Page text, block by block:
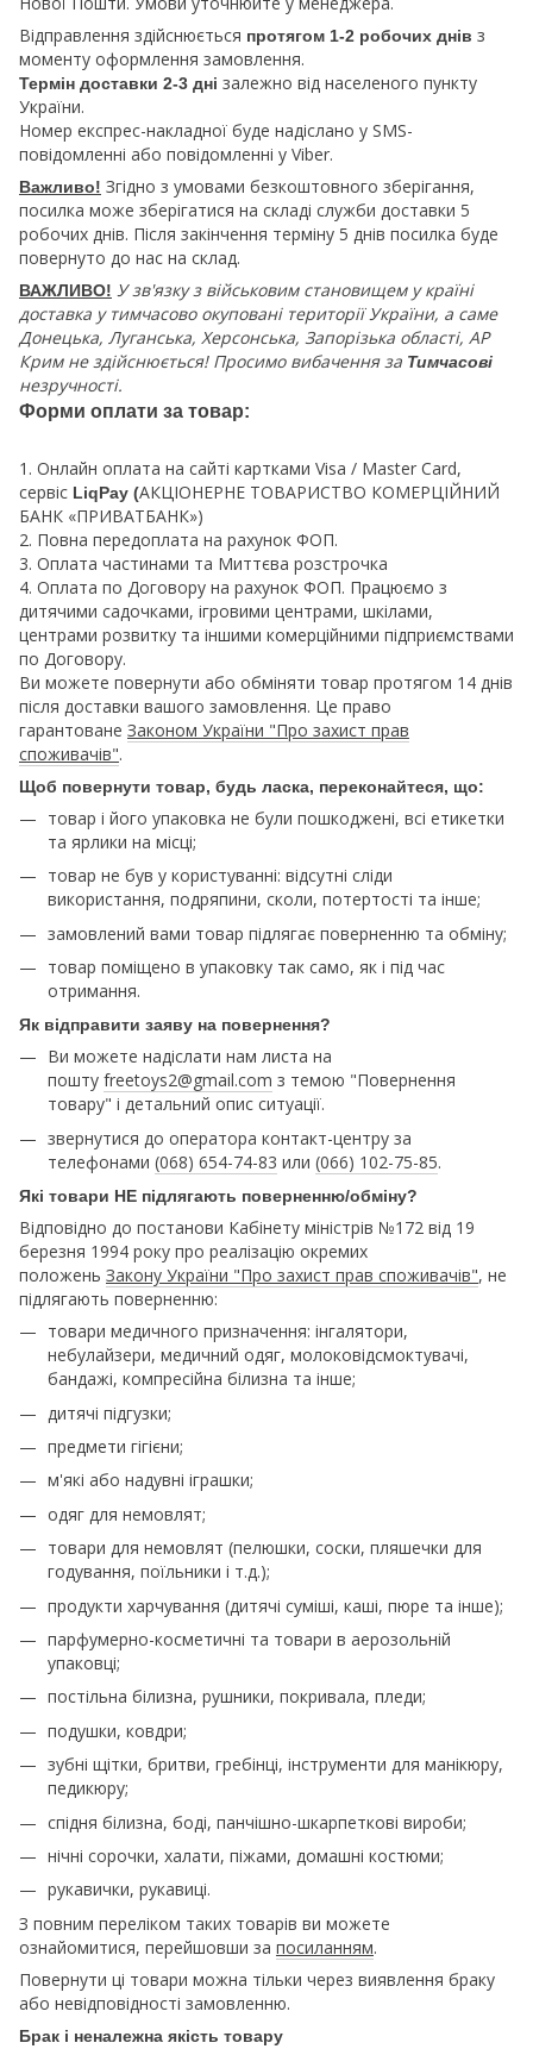
Відправлення здійснюється протягом 1-2 робочих днів з
моменту оформлення замовлення.
Термін доставки 2-3 дні залежно від населеного пункту
України.
Номер експрес-накладної буде надіслано у SMS-
повідомленні або повідомленні у Viber.
Важливо! Згідно з умовами безкоштовного зберігання,
посилка може зберігатися на складі служби доставки 5
робочих днів. Після закінчення терміну 5 днів посилка буде
повернуто до нас на склад.
ВАЖЛИВО! У зв'язку з військовим становищем у країні
доставка у тимчасово окуповані території України, а саме
Донецька, Луганська, Херсонська, Запорізька області, АР
Крим не здійснюється! Просимо вибачення за Тимчасові
незручності.
Форми оплати за товар:
1. Онлайн оплата на сайті картками Visa / Master Card,
сервіс LiqPay (АКЦІОНЕРНЕ ТОВАРИСТВО КОМЕРЦІЙНИЙ
БАНК «ПРИВАТБАНК»)
2. Повна передоплата на рахунок ФОП.
3. Оплата частинами та Миттєва розстрочка
4. Оплата по Договору на рахунок ФОП. Працюємо з
дитячими садочками, ігровими центрами, шкілами,
центрами розвитку та іншими комерційними підприємствами
по Договору.
Ви можете повернути або обміняти товар протягом 14 днів
після доставки вашого замовлення. Це право
гарантоване Законом України "Про захист прав
споживачів".
Щоб повернути товар, будь ласка, переконайтеся, що:
товар і його упаковка не були пошкоджені, всі етикетки
та ярлики на місці;
товар не був у користуванні: відсутні сліди
використання, подряпини, сколи, потертості та інше;
замовлений вами товар підлягає поверненню та обміну;
товар поміщено в упаковку так само, як і під час
отримання.
Як відправити заяву на повернення?
Ви можете надіслати нам листа на
пошту freetoys2@gmail.com з темою "Повернення
товару" і детальний опис ситуації.
звернутися до оператора контакт-центру за
телефонами (068) 654-74-83 или (066) 102-75-85.
Які товари НЕ підлягають поверненню/обміну?
Відповідно до постанови Кабінету міністрів №172 від 19
березня 1994 року про реалізацію окремих
положень Закону України "Про захист прав споживачів", не
підлягають поверненню:
товари медичного призначення: інгалятори,
небулайзери, медичний одяг, молоковідсмоктувачі,
бандажі, компресійна білизна та інше;
дитячі підгузки;
предмети гігієни;
м'які або надувні іграшки;
одяг для немовлят;
товари для немовлят (пелюшки, соски, пляшечки для
годування, поїльники і т.д.);
продукти харчування (дитячі суміші, каші, пюре та інше);
парфумерно-косметичні та товари в аерозольній
упаковці;
постільна білизна, рушники, покривала, пледи;
подушки, ковдри;
зубні щітки, бритви, гребінці, інструменти для манікюру,
педикюру;
спідня білизна, боді, панчішно-шкарпеткові вироби;
нічні сорочки, халати, піжами, домашні костюми;
рукавички, рукавиці.
З повним переліком таких товарів ви можете
ознайомитися, перейшовши за посиланням.
Повернути ці товари можна тільки через виявлення браку
або невідповідності замовленню.
Брак і неналежна якість товару